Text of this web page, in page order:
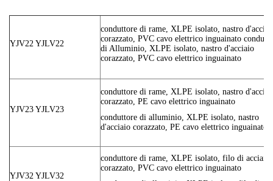
YJV22 YJLV22
conduttore di rame, XLPE isolato, nastro
corazzato, PVC cavo elettrico inguainato
di Alluminio, XLPE isolato, nastro d'acciaio
corazzato, PVC cavo elettrico inguainato
YJV23 YJLV23
conduttore di rame, XLPE isolato, nastro
corazzato, PE cavo elettrico inguainato
conduttore di alluminio, XLPE isolato, nastro
d'acciaio corazzato, PE cavo elettrico inguainato
YJV32 YJLV32
conduttore di rame, XLPE isolato, filo di acciaio
corazzato, PVC cavo elettrico inguainato